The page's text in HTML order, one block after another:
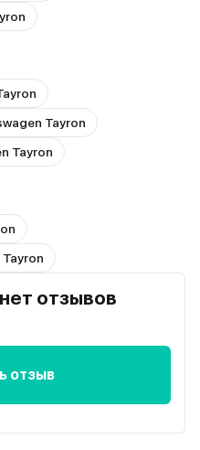
Tayron
Tayron
отзывов
отзыв